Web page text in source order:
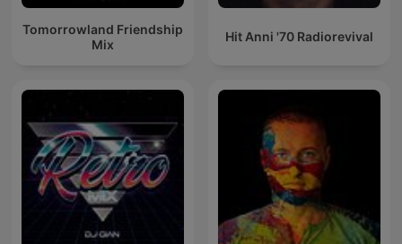
Tomorrowland Friendship
Mix
Hit Anni '70 Radiorevival